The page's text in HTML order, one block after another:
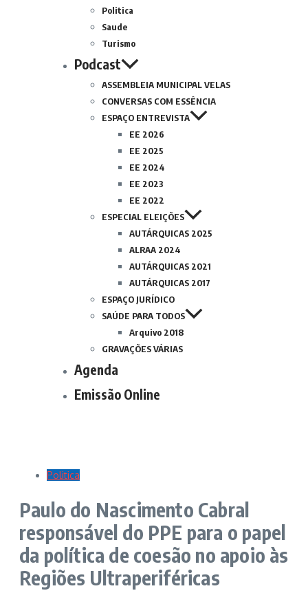
Politica
Saude
Turismo
Podcast
ASSEMBLEIA MUNICIPAL VELAS
CONVERSAS COM ESSÊNCIA
ESPAÇO ENTREVISTA
EE 2026
EE 2025
EE 2024
EE 2023
EE 2022
ESPECIAL ELEIÇÕES
AUTÁRQUICAS 2025
ALRAA 2024
AUTÁRQUICAS 2021
AUTÁRQUICAS 2017
ESPAÇO JURÍDICO
SAÚDE PARA TODOS
Arquivo 2018
GRAVAÇÕES VÁRIAS
Agenda
Emissão Online
Politica
Paulo do Nascimento Cabral
responsável do PPE para o papel
da política de coesão no apoio às
Regiões Ultraperiféricas